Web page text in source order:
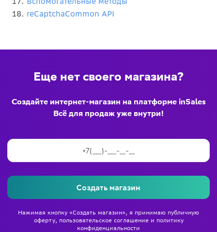
reCaptchaCommon API
Еще нет своего магазина?
Создайте интернет-магазин на платформе inSales
Всё для продаж уже внутри!
Создать магазин
Нажимая кнопку «Создать магазин», я принимаю публичную
оферту, пользовательское соглашениеи политику
конфиденциальности